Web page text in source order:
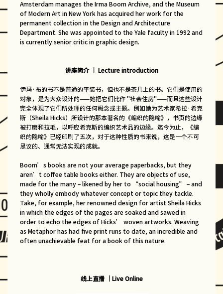
Amsterdam manages the Irma Boom Archive, and the Museum
of Modern Art in New York has acquired her work for the
permanent collection in the Design and Architecture
Department. She was appointed to the Yale faculty in 1992 and
is currently senior critic in graphic design.
讲座简介 ｜ Lecture introduction
伊玛·布的书不是普通的平装书，但也不是茶几上的书。它们是使用的
对象，是为大众设计的——她把它们比作 "社会住房"——而且这些设计
完全体现了它们所处理的任何概念或主题。例如她为艺术家希拉·希克
斯（Sheila Hicks）所设计的那本著名的《编织的隐喻》，书页的边缘
被打磨和拉毛，以呼应希克斯的编织艺术品的边缘。迄今为止，《编
织的隐喻》已经印刷了五次，对于这种性质的书来说，这是一个不可
思议的、通常无法实现的成就。
Boom’s books are not your average paperbacks, but they
aren’t coffee table books either. They are objects of use,
made for the many – likened by her to “social housing” – and
they wholly embody whatever concept or topic they tackle.
Take, for example, her renowned design for artist Sheila Hicks
in which the edges of the pages are soaked and sawed in
order to echo the edges of Hicks’ woven artworks. Weaving
as Metaphor has had five print runs to date, an incredible and
often unachievable feat for a book of this nature.
线上直播 ｜Live Online